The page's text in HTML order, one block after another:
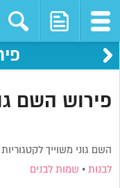
פירוש השם
השם גוני משוייך
לבנות • שמות לבנים